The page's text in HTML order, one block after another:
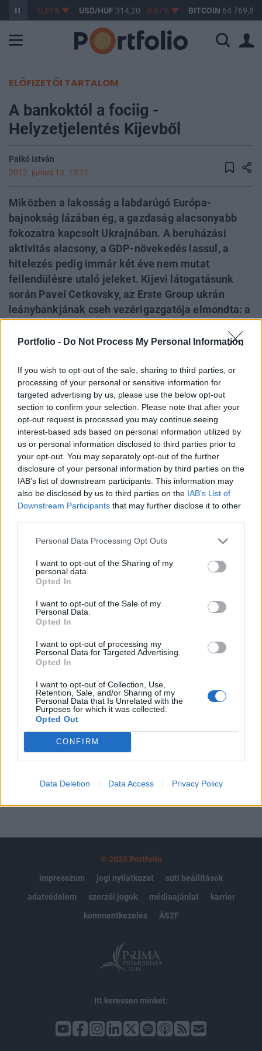
Portfolio - Do Not Process My Personal Information
If you wish to opt-out of the sale, sharing to third parties, or
processing of your personal or sensitive information for
targeted advertising by us, please use the below opt-out
section to confirm your selection. Please note that after your
opt-out request is processed you may continue seeing
interest-based ads based on personal information utilized by
us or personal information disclosed to third parties prior to
your opt-out. You may separately opt-out of the further
disclosure of your personal information by third parties on the
IAB’s list of downstream participants. This information may
also be disclosed by us to third parties on the IAB’s List of
Downstream Participants that may further disclose it to other
Personal Data Processing Opt Outs
I want to opt-out of the Sharing of my
personal data.
Opted In
I want to opt-out of the Sale of my
Personal Data.
Opted In
I want to opt-out of processing my
Personal Data for Targeted Advertising.
Opted In
I want to opt-out of Collection, Use,
Retention, Sale, and/or Sharing of my
Personal Data that Is Unrelated with the
Purposes for which it was collected.
Opted Out
CONFIRM
Data Deletion Data Access Privacy Policy
363,17 -0,61% USD/HUF314,20 -0,87% BITCOIN64 769,89
ELŐFIZETŐI TARTALOM
A bankoktól a fociig -
Helyzetjelentés Kijevből
Palkó István
2012. június 13. 13:11
Miközben a lakosság a labdarúgó Európa-
bajnokság lázában ég, a gazdaság alacsonyabb
fokozatra kapcsolt Ukrajnában. A beruházási
aktivitás alacsony, a GDP-növekedés lassul, a
hitelezés pedig immár két éve nem mutat
fellendülésre utaló jeleket. Kijevi látogatásunk
során Pavel Cetkovsky, az Erste Group ukrán
leánybankjának cseh vezérigazgatója elmondta: a
történő átállás lehetőségeit keresik, és
konszolidációja. Rövid távon persze az ukrán
csapat nagy öregjének számító Sevcsenko fejesei
befolyásolják a hangulatot észak-keleti
szomszédunknál, a hétfői svédek elleni győzelem
biztató kezdés volt.
Makrogazdasági környezet Az elmúlt hónapokban két fő
pozitív tendenciának lehetünk szemtanúi az ukrán
gazdaságban: egyrészt a mezőgazdasági árak esésének
köszönhetően sikerült kellően alacsony, 4,5%-os szintre
csökkenteni az inflációt (ez alacsonyabb, mint a jegybank
szempontból magasnak tűnhet, ám abban az országban...
KEDVES OLVASÓNK!
A keresett cikk a portfolio.hu hírarchívumához
tartozik, melynek olvasása előfizetéses
regisztrációhoz kötött.
Az előfizetés a következőket tartalmazza:
Portfolio.hu teljes cikkarchívum
Kötéslisták: BÉT elmúlt 2 év napon belüli
kötéslistái
© 2026 Portfolio
impresszum
jogi nyilatkozat
süti beállítások
adatvédelem
szerzői jogok médiaajánlat
karrier
kommentkezelés
ÁSZF
Itt keressen minket: